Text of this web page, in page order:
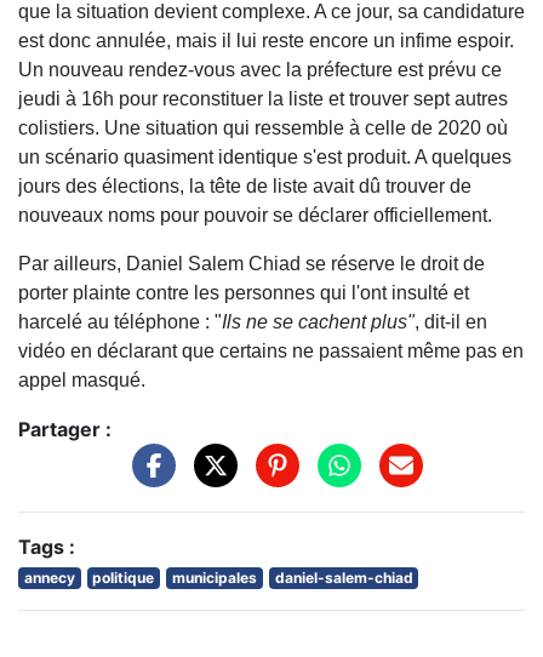
que la situation devient complexe. A ce jour, sa candidature
est donc annulée, mais il lui reste encore un infime espoir.
Un nouveau rendez-vous avec la préfecture est prévu ce
jeudi à 16h pour reconstituer la liste et trouver sept autres
colistiers. Une situation qui ressemble à celle de 2020 où
un scénario quasiment identique s'est produit. A quelques
jours des élections, la tête de liste avait dû trouver de
nouveaux noms pour pouvoir se déclarer officiellement.
Par ailleurs, Daniel Salem Chiad se réserve le droit de
porter plainte contre les personnes qui l'ont insulté et
harcelé au téléphone : "Ils ne se cachent plus", dit-il en
vidéo en déclarant que certains ne passaient même pas en
appel masqué.
Partager :
Tags :
annecy politique municipales daniel-salem-chiad